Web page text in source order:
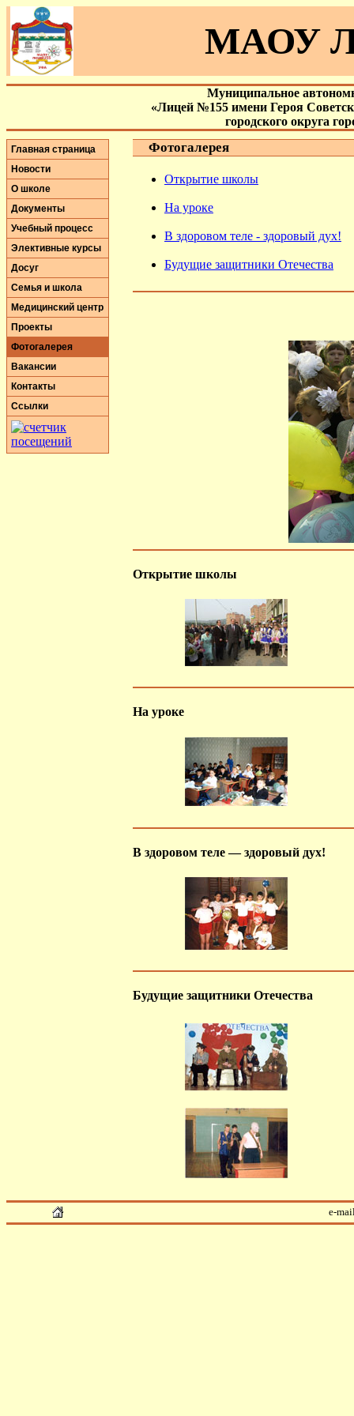
МАОУ
Муниципальное
«Лицей №155 имени Героя
городского округа
Главная страница
Новости
О школе
Документы
Учебный процесс
Элективные курсы
Досуг
Семья и школа
Медицинский центр
Проекты
Фотогалерея
Вакансии
Контакты
Ссылки
Фотогалерея
Открытие школы
На уроке
В здоровом теле - здоровый дух!
Будущие защитники Отечества
Открытие школы
На уроке
В здоровом теле — здоровый дух!
Будущие защитники Отечества
e-